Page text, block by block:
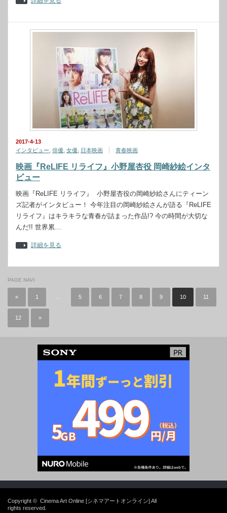
2017-4-13
インタビュー 俳優 女優 日本映画 青春映画
映画『ReLIFE リライフ』小野屋杏役 岡崎紗絵インタ
ビュー
映画『ReLIFE リライフ』 小野屋杏役の岡崎紗絵さんにティーン
ズ記者がインタビュー！ 今年注目の岡崎紗絵さんが語る『ReLIFE
リライフ』はキラキラな青春が詰まった作品!? 今の時間が大切な
んだ!! 世界累…
詳細を見る
PAGE NAVI
« 1 5 6 7 8 9 10 11
12 »
Copyright © Cinema Art Online [シネマアートオンライン]All
rights reserved.